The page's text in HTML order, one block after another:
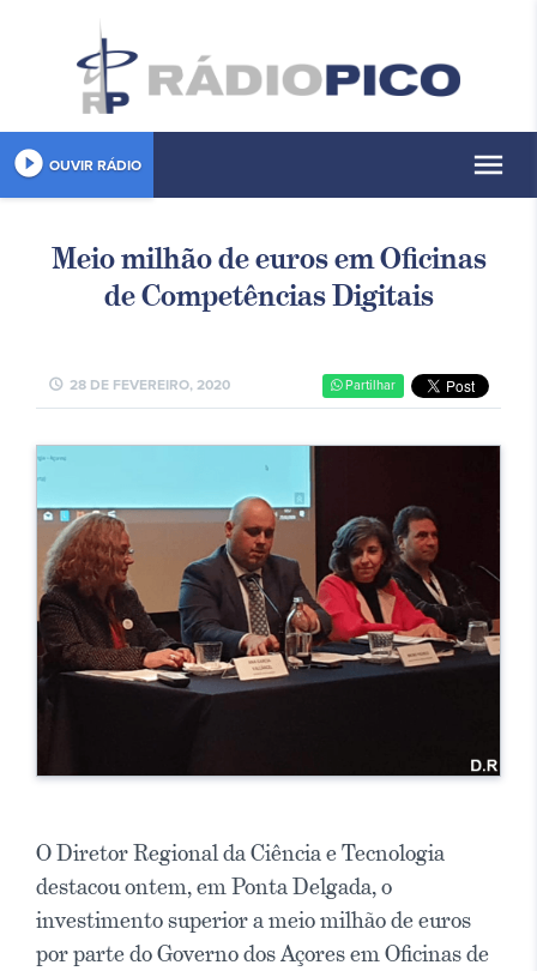
play_circle_filled OUVIR RÁDIO menu
Meio milhão de euros em Oficinas
de Competências Digitais
schedule 28 DE FEVEREIRO, 2020 Partilhar
O Diretor Regional da Ciência e Tecnologia
destacou ontem, em Ponta Delgada, o
investimento superior a meio milhão de euros
por parte do Governo dos Açores em Oficinas de